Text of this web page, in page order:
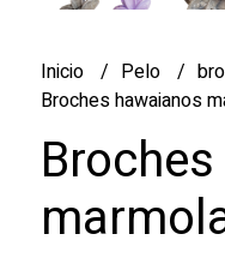
Inicio Pelo
Broches hawaianos